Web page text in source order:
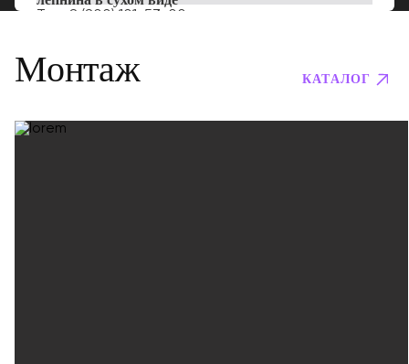
Тел: 8 (800) 101-53-00
Монтаж КАТАЛОГ